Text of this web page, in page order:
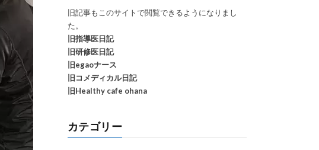
旧記事もこのサイトで閲覧できるようになりまし
た。
旧指導医日記
旧研修医日記
旧egaoナース
旧コメディカル日記
旧Healthy cafe ohana
カテゴリー